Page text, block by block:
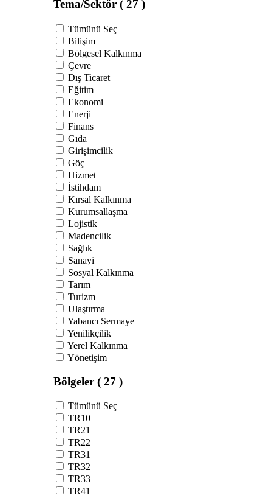
Tema/Sektör ( 27 )
Tümünü Seç
Bilişim
Bölgesel Kalkınma
Çevre
Dış Ticaret
Eğitim
Ekonomi
Enerji
Finans
Gıda
Girişimcilik
Göç
Hizmet
İstihdam
Kırsal Kalkınma
Kurumsallaşma
Lojistik
Madencilik
Sağlık
Sanayi
Sosyal Kalkınma
Tarım
Turizm
Ulaştırma
Yabancı Sermaye
Yenilikçilik
Yerel Kalkınma
Yönetişim
Bölgeler ( 27 )
Tümünü Seç
TR10
TR21
TR22
TR31
TR32
TR33
TR41